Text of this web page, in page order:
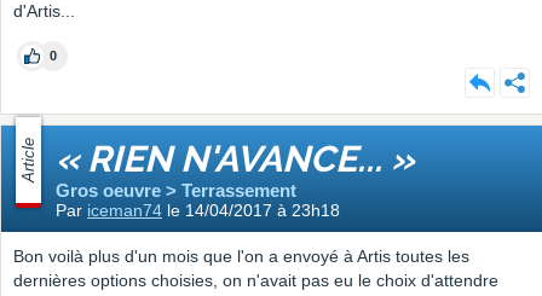
d'Artis...
0
Article « RIEN N'AVANCE... »
Gros oeuvre > Terrassement
Par iceman74 le 14/04/2017 à 23h18
Bon voilà plus d'un mois que l'on a envoyé à Artis toutes les
dernières options choisies, on n'avait pas eu le choix d'attendre